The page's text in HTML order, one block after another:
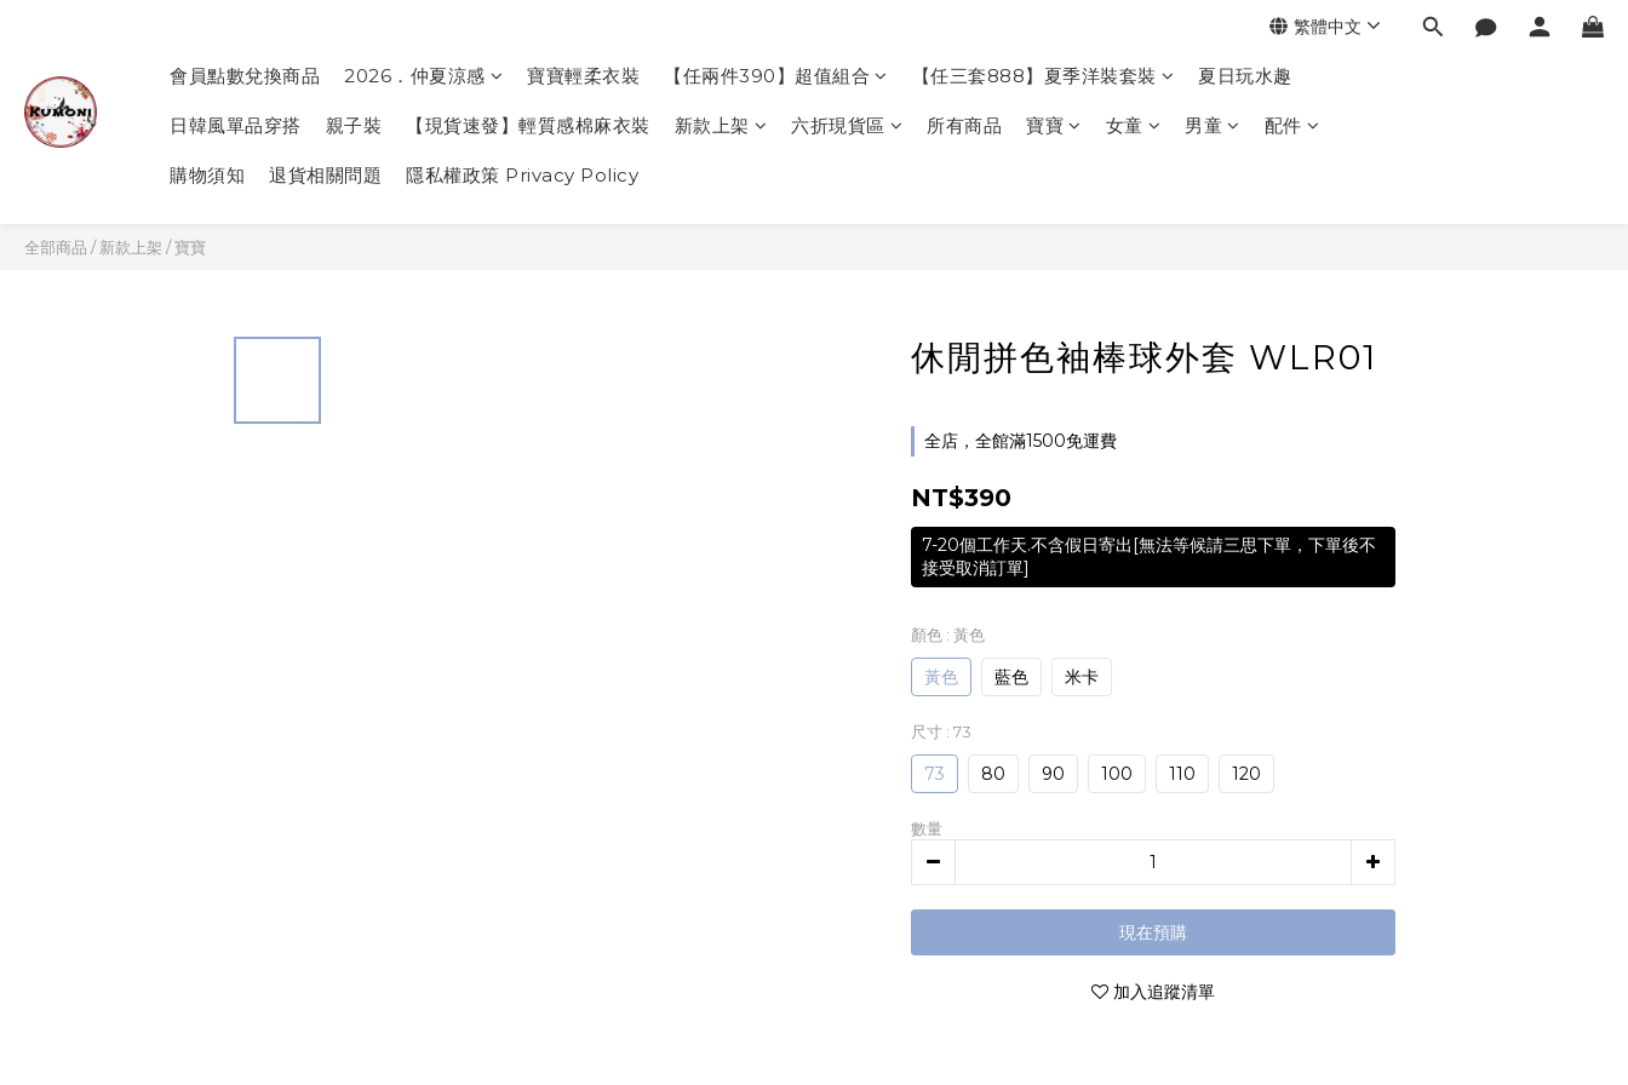
會員點數兌換商品 2026．仲夏涼感 寶寶輕柔衣裝 【任兩件390】超值組合 【任三套888】夏季洋裝套裝 夏日玩水趣
日韓風單品穿搭 親子裝 【現貨速發】輕質感棉麻衣裝 新款上架 六折現貨區 所有商品 寶寶 女童 男童 配件
購物須知 退貨相關問題 隱私權政策 Privacy Policy
繁體中文
全部商品 /新款上架 /寶寶
休閒拼色袖棒球外套 WLR01
全店，全館滿1500免運費
NT$390
7-20個工作天.不含假日寄出[無法等候請三思下單，下單後不
接受取消訂單]
顏色 : 黃色
黃色 藍色 米卡
尺寸 : 73
73 80 90 100 110 120
數量
現在預購
加入追蹤清單